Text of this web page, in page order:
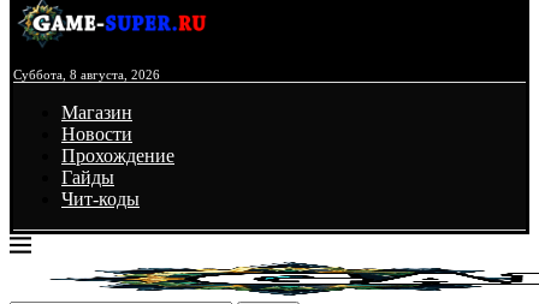
Суббота, 8 августа, 2026
Магазин
Новости
Прохождение
Гайды
Чит-коды